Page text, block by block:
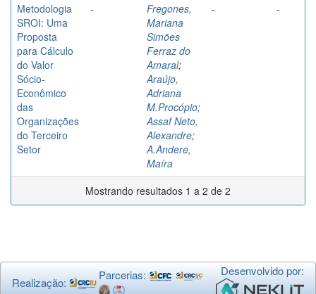
Metodologia
SROI: Uma
Proposta
para Cálculo
do Valor
Sócio-
Econômico
das
Organizações
do Terceiro
Setor
-
Fregones,
Mariana
Simões
Ferraz do
Amaral;
Araújo,
Adriana
M.Procópio;
Assaf Neto,
Alexandre;
A.Andere,
Maíra
- -
Mostrando resultados 1 a 2 de 2
Realização:
Parcerias: Desenvolvido por: